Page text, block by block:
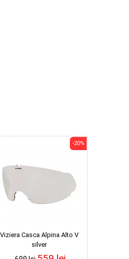
Viziera Casca Alpina Alto V
silver
-20%